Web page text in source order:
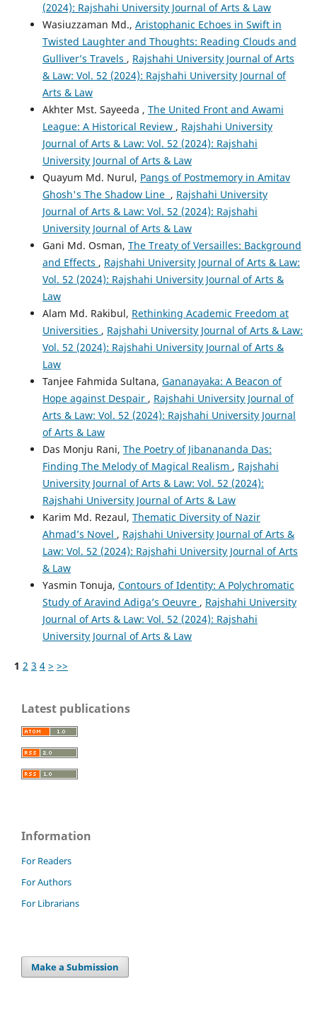
(2024): Rajshahi University Journal of Arts & Law
Wasiuzzaman Md., Aristophanic Echoes in Swift in
Twisted Laughter and Thoughts: Reading Clouds and
Gulliver’s Travels , Rajshahi University Journal of Arts
& Law: Vol. 52 (2024): Rajshahi University Journal of
Arts & Law
Akhter Mst. Sayeeda , The United Front and Awami
League: A Historical Review , Rajshahi University
Journal of Arts & Law: Vol. 52 (2024): Rajshahi
University Journal of Arts & Law
Quayum Md. Nurul, Pangs of Postmemory in Amitav
Ghosh's The Shadow Line , Rajshahi University
Journal of Arts & Law: Vol. 52 (2024): Rajshahi
University Journal of Arts & Law
Gani Md. Osman, The Treaty of Versailles: Background
and Effects , Rajshahi University Journal of Arts & Law:
Vol. 52 (2024): Rajshahi University Journal of Arts &
Law
Alam Md. Rakibul, Rethinking Academic Freedom at
Universities , Rajshahi University Journal of Arts & Law:
Vol. 52 (2024): Rajshahi University Journal of Arts &
Law
Tanjee Fahmida Sultana, Gananayaka: A Beacon of
Hope against Despair , Rajshahi University Journal of
Arts & Law: Vol. 52 (2024): Rajshahi University Journal
of Arts & Law
Das Monju Rani, The Poetry of Jibanananda Das:
Finding The Melody of Magical Realism , Rajshahi
University Journal of Arts & Law: Vol. 52 (2024):
Rajshahi University Journal of Arts & Law
Karim Md. Rezaul, Thematic Diversity of Nazir
Ahmad’s Novel , Rajshahi University Journal of Arts &
Law: Vol. 52 (2024): Rajshahi University Journal of Arts
& Law
Yasmin Tonuja, Contours of Identity: A Polychromatic
Study of Aravind Adiga’s Oeuvre , Rajshahi University
Journal of Arts & Law: Vol. 52 (2024): Rajshahi
University Journal of Arts & Law
1 2 3 4 > >>
Latest publications
Information
For Readers
For Authors
For Librarians
Make a Submission